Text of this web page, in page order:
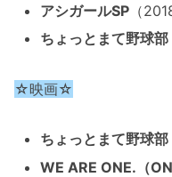
アシガールSP （
ちょっとまて野球部
☆映画☆
ちょっとまて野球部
WE ARE ONE.（